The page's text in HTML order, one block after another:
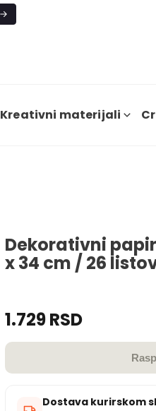
Kreativni materijali
Dekorativni
x 34 cm / 26
1.729 RSD
Dostava kurirskom